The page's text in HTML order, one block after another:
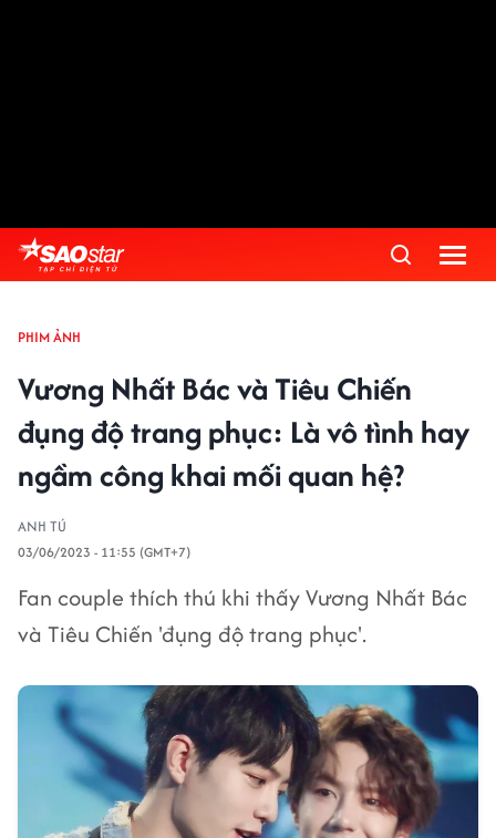
PHIM ẢNH
Vương Nhất Bác và Tiêu Chiến
đụng độ trang phục: Là vô tình hay
ngầm công khai mối quan hệ?
ANH TÚ
03/06/2023 - 11:55 (GMT+7)
Fan couple thích thú khi thấy Vương Nhất Bác
và Tiêu Chiến 'đụng độ trang phục'.